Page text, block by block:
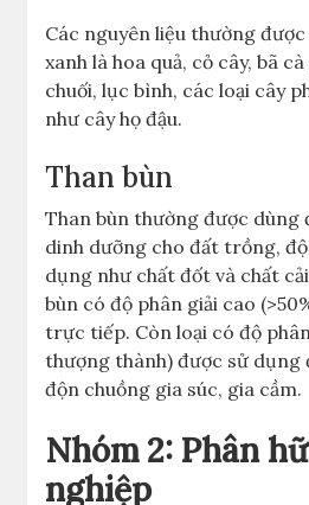
Các nguyên liệu thường
xanh là hoa quả, cỏ cây, bã
chuối, lục bình, các loại cây
như cây họ đậu.
Than bùn
Than bùn thường được dùng
dinh dưỡng cho đất trồng,
dụng như chất đốt và chất
bùn có độ phân giải cao
trực tiếp. Còn loại có độ
thượng thành) được sử dụng
độn chuồng gia súc, gia cầm.
Nhóm 2: Phân
nghiệp